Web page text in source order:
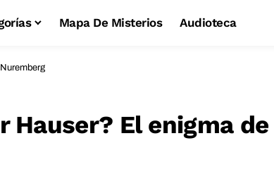
Mapa De Misterios Audioteca
Hauser? El enigma de